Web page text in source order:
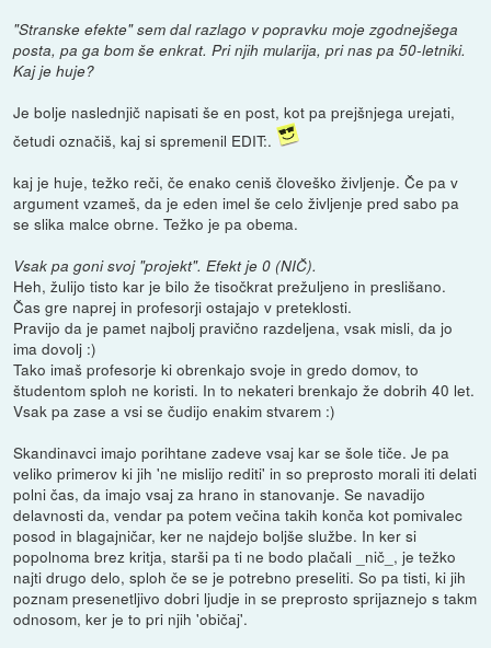
"Stranske efekte" sem dal razlago v popravku moje zgodnejšega
posta, pa ga bom še enkrat. Pri njih mularija, pri nas pa 50-letniki.
Kaj je huje?
Je bolje naslednjič napisati še en post, kot pa prejšnjega urejati,
četudi označiš, kaj si spremenil EDIT:.
kaj je huje, težko reči, če enako ceniš človeško življenje. Če pa v
argument vzameš, da je eden imel še celo življenje pred sabo pa
se slika malce obrne. Težko je pa obema.
Vsak pa goni svoj "projekt". Efekt je 0 (NIČ).
Heh, žulijo tisto kar je bilo že tisočkrat prežuljeno in preslišano.
Čas gre naprej in profesorji ostajajo v preteklosti.
Pravijo da je pamet najbolj pravično razdeljena, vsak misli, da jo
ima dovolj :)
Tako imaš profesorje ki obrenkajo svoje in gredo domov, to
študentom sploh ne koristi. In to nekateri brenkajo že dobrih 40 let.
Vsak pa zase a vsi se čudijo enakim stvarem :)
Skandinavci imajo porihtane zadeve vsaj kar se šole tiče. Je pa
veliko primerov ki jih 'ne mislijo rediti' in so preprosto morali iti delati
polni čas, da imajo vsaj za hrano in stanovanje. Se navadijo
delavnosti da, vendar pa potem večina takih konča kot pomivalec
posod in blagajničar, ker ne najdejo boljše službe. In ker si
popolnoma brez kritja, starši pa ti ne bodo plačali _nič_, je težko
najti drugo delo, sploh če se je potrebno preseliti. So pa tisti, ki jih
poznam presenetljivo dobri ljudje in se preprosto sprijaznejo s takm
odnosom, ker je to pri njih 'običaj'.